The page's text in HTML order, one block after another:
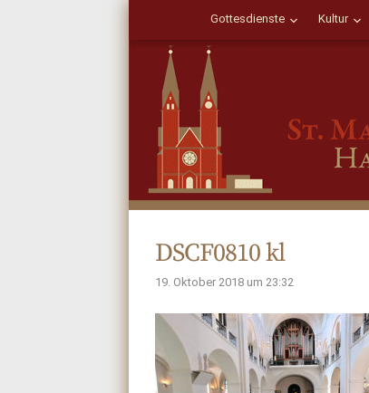
Gottesdienste Kultur
DSCF0810 kl
19. Oktober 2018 um 23:32